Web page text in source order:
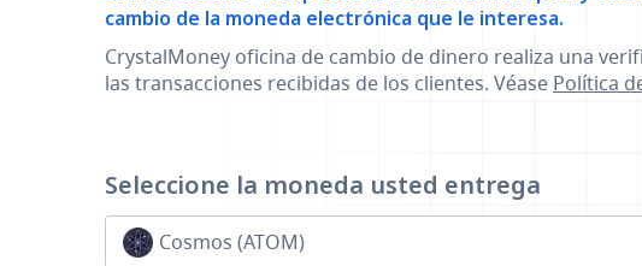
cambio de la moneda electrónica que le interesa.
CrystalMoney oficina de cambio de dinero realiza una
las transacciones recibidas de los clientes. Véase Política
Seleccione la moneda usted entrega
Cosmos (ATOM)